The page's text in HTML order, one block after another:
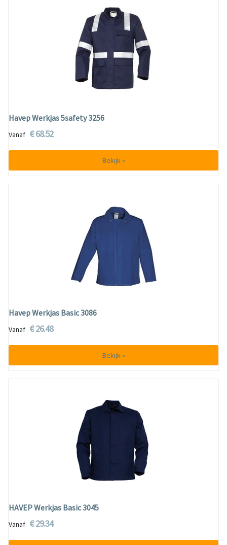
Havep Werkjas 5safety 3256
Vanaf € 68.52
Bekijk »
Havep Werkjas Basic 3086
Vanaf € 26.48
Bekijk »
HAVEP Werkjas Basic 3045
Vanaf € 29.34